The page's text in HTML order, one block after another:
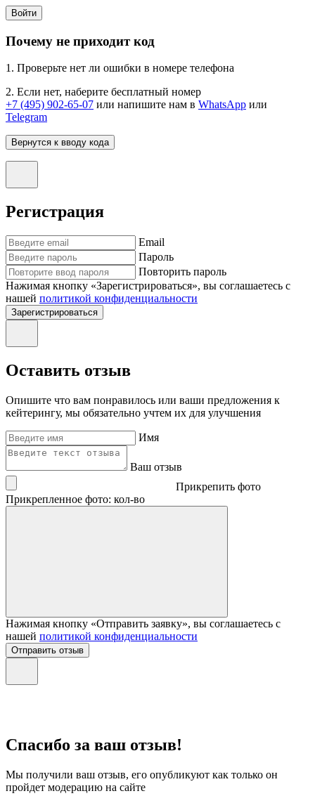
Войти
Почему не приходит код
1. Проверьте нет ли ошибки в номере телефона
2. Если нет, наберите бесплатный номер
+7 (495) 902-65-07 или напишите нам в WhatsApp или
Telegram
Вернутся к вводу кода
Регистрация
Email
Пароль
Повторить пароль
Нажимая кнопку «Зарегистрироваться», вы соглашаетесь с
нашей политикой конфиденциальности
Зарегистрироваться
Оставить отзыв
Опишите что вам понравилось или ваши предложения к
кейтерингу, мы обязательно учтем их для улучшения
Имя
Ваш отзыв
Прикрепить фото
Прикрепленное фото: кол-во
Нажимая кнопку «Отправить заявку», вы соглашаетесь с
нашей политикой конфиденциальности
Отправить отзыв
Спасибо за ваш отзыв!
Мы получили ваш отзыв, его опубликуют как только он
пройдет модерацию на сайте